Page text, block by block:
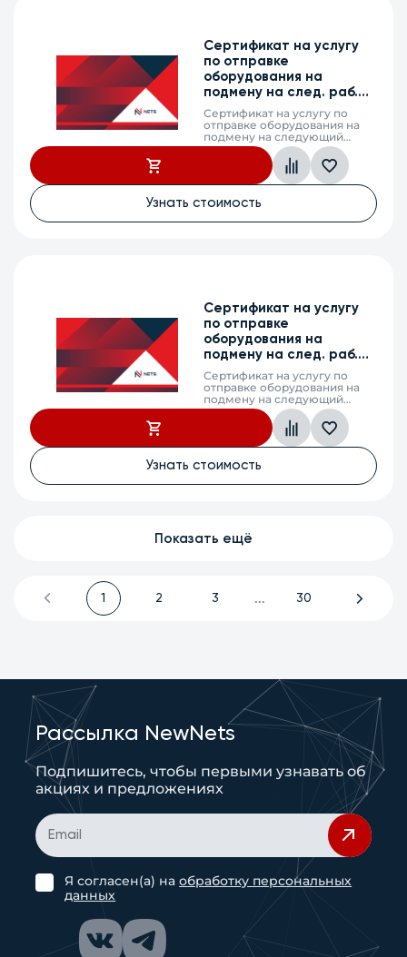
Сертификат на услугу
по отправке
оборудования на
подмену на след. раб.
день, MES2410-08DU, 3г.
Сертификат на услугу по
отправке оборудования на
подмену на следующий
рабочий день (next business
day shipping) в случае выхода
из строя оборудования,
MES2410-08DU, 3
Узнать стоимость
Сертификат на услугу
по отправке
оборудования на
подмену на след. раб.
день, MES2300-24P_DC,
5л.
Сертификат на услугу по
отправке оборудования на
подмену на следующий
рабочий день (next business
day shipping) в случае выхода
из строя оборудования,
MES2300-24P_DC, 5
Узнать стоимость
Показать ещё
1 2 3 ... 30
Рассылка NewNets
Подпишитесь, чтобы первыми узнавать об
акциях и предложениях
Я согласен(а) наобработку персональных
данных